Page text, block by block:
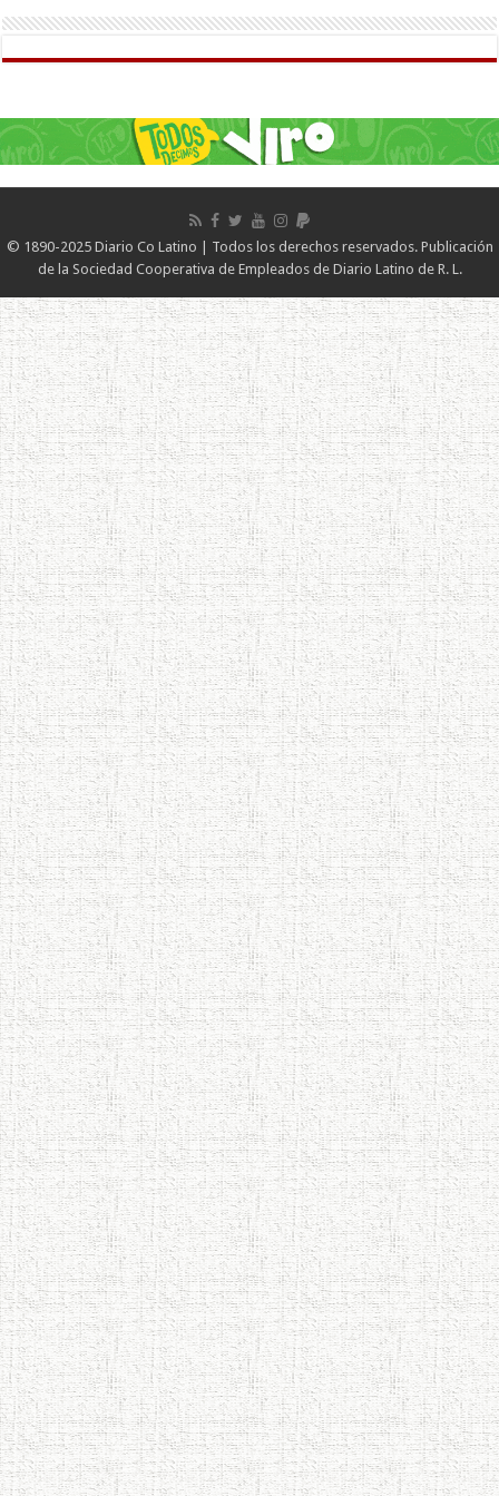
© 1890-2025 Diario Co Latino | Todos los derechos reservados. Publicación
de la Sociedad Cooperativa de Empleados de Diario Latino de R. L.